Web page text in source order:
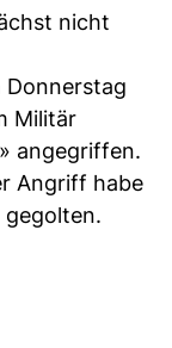
nicht
Donnerstag
Militär
angegriffen.
Angriff habe